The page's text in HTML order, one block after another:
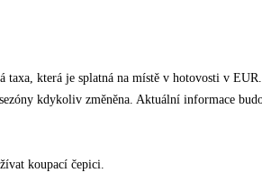
která je splatná na místě v hotovosti v
kdykoliv změněna. Aktuální informace
koupací čepici.